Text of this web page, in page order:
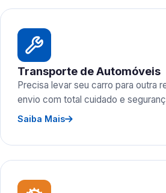
Transporte de Automóveis
Precisa levar seu carro para outra
envio com total cuidado e
Saiba Mais